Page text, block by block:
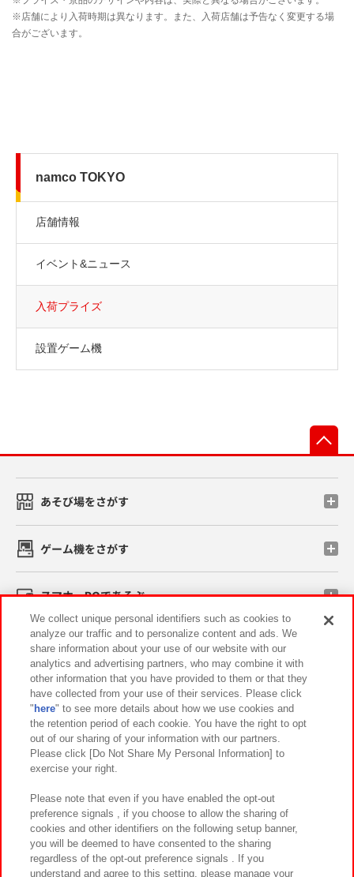
namco TOKYO
店舗情報
イベント&ニュース
入荷プライズ
設置ゲーム機
あそび場をさがす
ゲーム機をさがす
スマホ・PCであそぶ
イベント・キャンペーン
関連会社 サステナビリティ サイトポリシー
プライバシーポリシー ウェブアクセシビリティ方針と検証結果
お取引先さまとともに
カスタマーハラスメント対応方針 よくあるご質問・お問い合わせ
We collect unique personal identifiers such as cookies to
analyze our traffic and to personalize content and ads. We
share information about your use of our website with our
analytics and advertising partners, who may combine it with
other information that you have provided to them or that they
have collected from your use of their services. Please click
" here" to see more details about how we use cookies and
the retention period of each cookie. You have the right to opt
out of our sharing of your information with our partners.
Please click [Do Not Share My Personal Information] to
exercise your right.
Please note that even if you have enabled the opt-out
preference signals , if you choose to allow the sharing of
cookies and other identifiers on the following setup banner,
you will be deemed to have consented to the sharing
regardless of the opt-out preference signals . If you
understand and agree to this setting, please manage your